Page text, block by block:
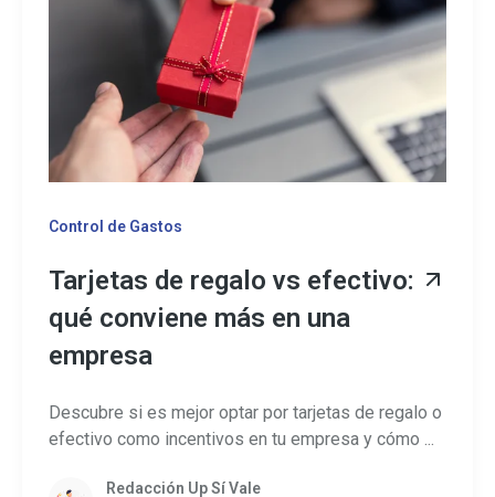
Control de Gastos
Tarjetas de regalo vs efectivo:
qué conviene más en una
empresa
Descubre si es mejor optar por tarjetas de regalo o
efectivo como incentivos en tu empresa y cómo ...
Redacción Up Sí Vale